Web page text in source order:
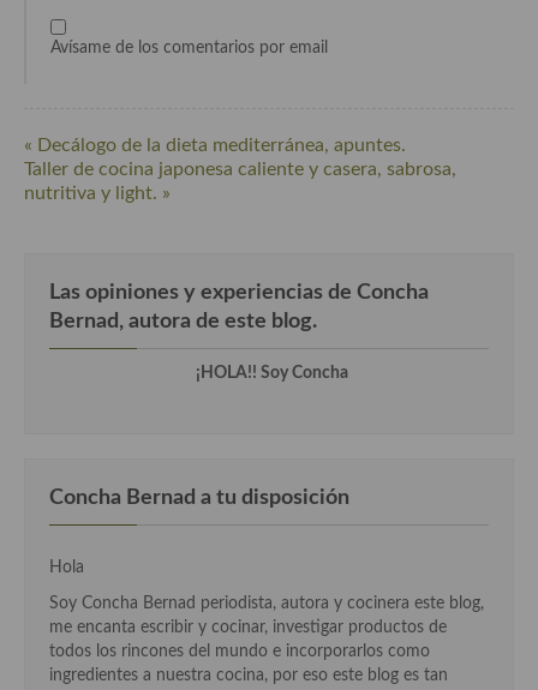
Cocina Yoshoku
Cocinas de España
Cocina Asturiana
Cocina Catalana
Cocina Extremeña
Cocina Gallega
Avísame de los comentarios por email
« Decálogo de la dieta mediterránea, apuntes.
Taller de cocina japonesa caliente y casera, sabrosa,
nutritiva y light. »
Las opiniones y experiencias de Concha
Bernad, autora de este blog.
¡HOLA!! Soy Concha
Concha Bernad a tu disposición
Hola
Soy Concha Bernad periodista, autora y cocinera este blog,
me encanta escribir y cocinar, investigar productos de
todos los rincones del mundo e incorporarlos como
ingredientes a nuestra cocina, por eso este blog es tan